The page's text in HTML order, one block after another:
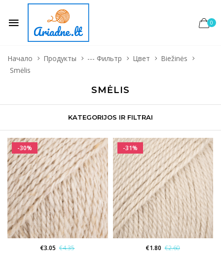
0
Начало Продукты --- Фильтр Цвет
Biežinės
Smėlis
SMĖLIS
KATEGORIJOS IR FILTRAI
-30%
€3.05 €4.35
-31%
€1.80 €2.60